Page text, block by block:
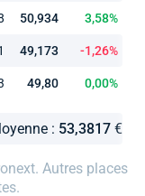
50,934 3,58%
49,173 -1,26%
49,80 0,00%
: 53,3817 €
Autres places